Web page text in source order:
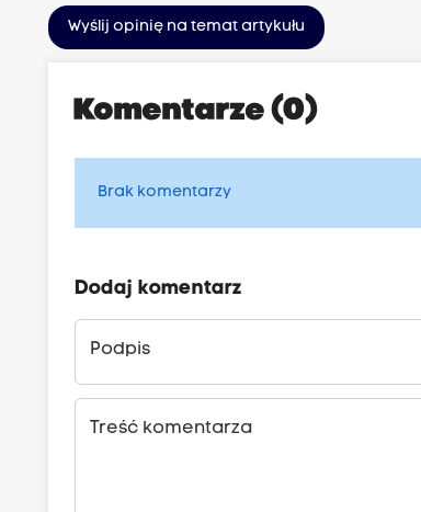
Wyślij opinię na temat artykułu
Komentarze (0)
Brak komentarzy
Dodaj komentarz
Podpis
Treść komentarza